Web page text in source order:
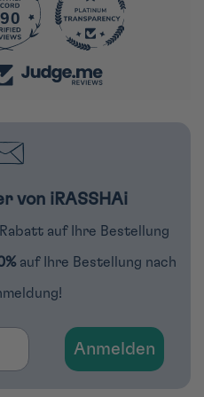
von iRASSHAi
auf Ihre Bestellung
auf Ihre Bestellung nach
Anmelden